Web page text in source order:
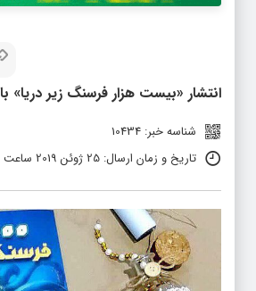
انتشار «بیست هزار فرسنگ زیر دریا»
شناسه خبر: 10434
تاریخ و زمان ارسال: 25 ژوئن 2019 ساعت 18:37